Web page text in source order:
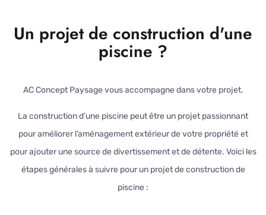
Un projet de construction d'une
piscine ?
AC Concept Paysage vous accompagne dans votre projet.
La construction d’une piscine peut être un projet passionnant
pour améliorer l’aménagement extérieur de votre propriété et
pour ajouter une source de divertissement et de détente. Voici les
étapes générales à suivre pour un projet de construction de
piscine :